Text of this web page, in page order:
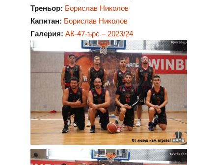
Треньор: Борислав Николов
Капитан: Борислав Николов
Галерия: АК-47-ърс – 2023/24